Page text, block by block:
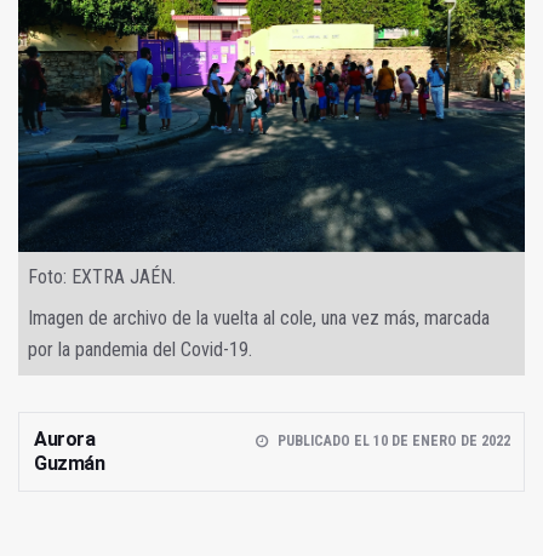
Foto: EXTRA JAÉN.
Imagen de archivo de la vuelta al cole, una vez más, marcada
por la pandemia del Covid-19.
Aurora
Guzmán
PUBLICADO EL 10 DE ENERO DE 2022